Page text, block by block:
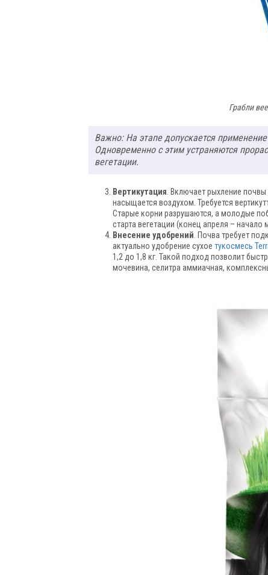
Грабли
Важно: На этапе допускается
Одновременно с этим устраняются
вегетации.
Вертикутация . Включает рыхление
насыщается воздухом. Требуется
Старые корни разрушаются, а молодые
старта вегетации (конец апреля – начало
Внесение удобрений . Почва требует
актуально удобрение сухое тукосмесь
1,2 до 1,8 кг. Такой подход позволит
мочевина, селитра аммиачная,